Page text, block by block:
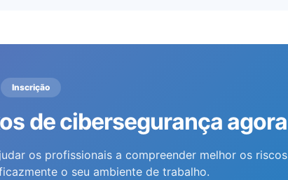
Inscrição
de cibersegurança agora
os profissionais a compreender melhor os riscos
o seu ambiente de trabalho.